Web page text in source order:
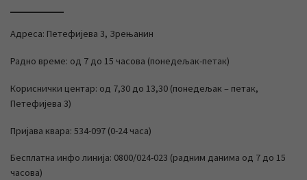
Адреса: Петефијева 3, Зрењанин
Радно време: од 7 до 15 часова (понедељак-петак)
Кориснички центар: од 7,30 до 13,30 (понедељак – петак,
Петефијева 3)
Пријава квара: 534-097 (0-24 часа)
Бесплатна инфо линија: 0800/024-023 (радним данима од 7 до 15
часова)